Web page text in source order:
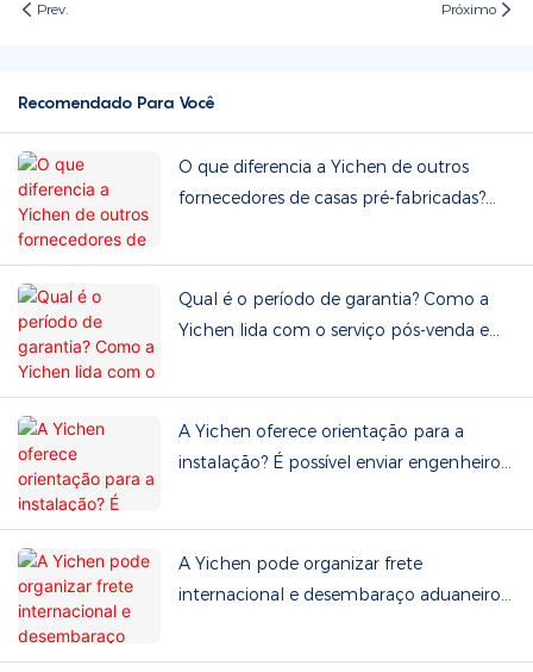
Prev. Próximo
Recomendado Para Você
O que diferencia a Yichen de outros
fornecedores de casas pré-fabricadas?
Qual é o período de garantia? Como a
Yichen lida com o serviço pós-venda e
A Yichen oferece orientação para a
instalação? É possível enviar engenheiros
A Yichen pode organizar frete
internacional e desembaraço aduaneiro?